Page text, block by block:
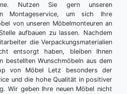
Nutzen Sie gern unseren
Montageservice, um sich Ihre
von unseren Möbelmonteuren an
aufbauen zu lassen. Nachdem
die Verpackungsmaterialien
entsorgt haben, bleiben Ihnen
bestellten Wunschmöbeln aus dem
von Möbel Letz besonders der
und die hohe Qualität in positiver
Wir geben Ihre neuen Möbel nicht